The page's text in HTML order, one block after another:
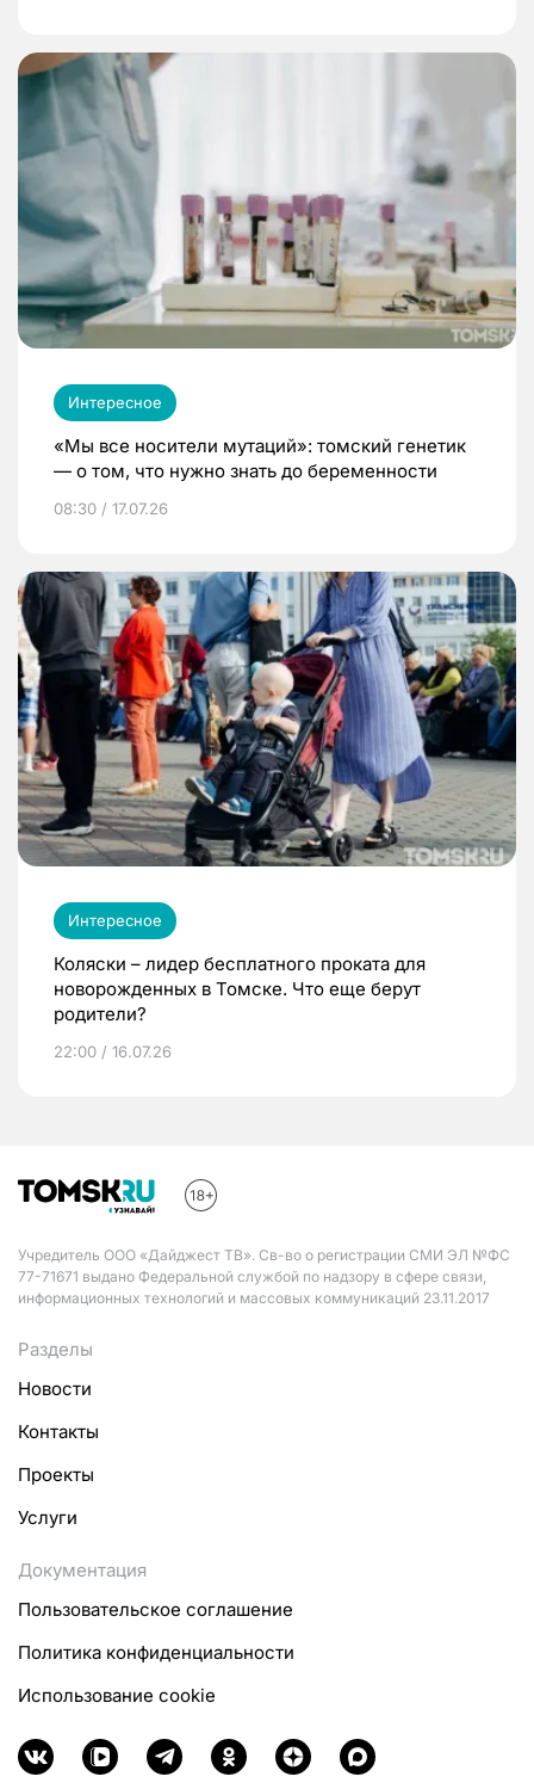
Интересное
«Мы все носители мутаций»: томский генетик
— о том, что нужно знать до беременности
08:30 / 17.07.26
Интересное
Коляски – лидер бесплатного проката для
новорожденных в Томске. Что еще берут
родители?
22:00 / 16.07.26
Учредитель ООО «Дайджест ТВ». Св-во о регистрации СМИ ЭЛ №ФС
77-71671 выдано Федеральной службой по надзору в сфере связи,
информационных технологий и массовых коммуникаций 23.11.2017
Разделы
Новости
Контакты
Проекты
Услуги
Документация
Пользовательское соглашение
Политика конфиденциальности
Использование cookie